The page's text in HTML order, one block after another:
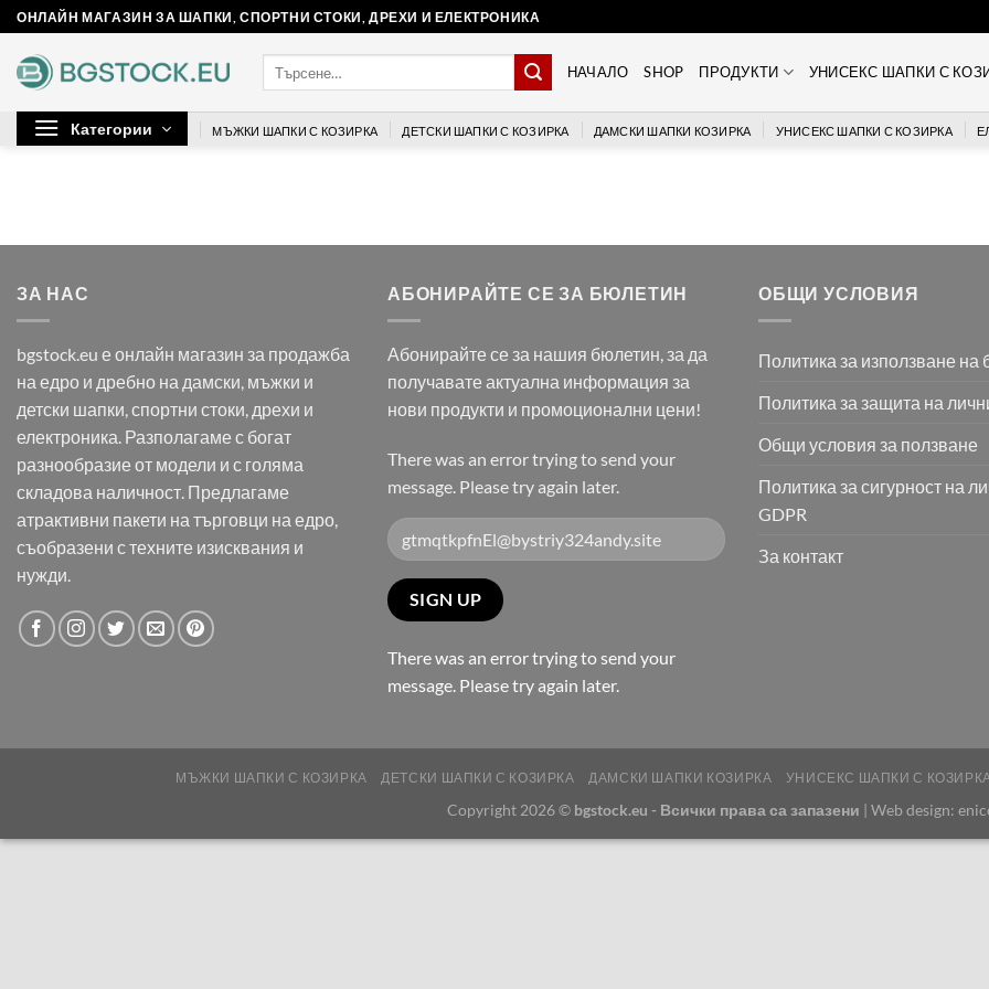
Skip
to
content
ОНЛАЙН МАГАЗИН ЗА ШАПКИ, СПОРТНИ СТОКИ, ДРЕХИ И ЕЛЕКТРОНИКА
НАЧАЛО SHOP ПРОДУКТИ УНИСЕКС ШАПКИ С
Категории МЪЖКИ ШАПКИ С КОЗИРКА ДЕТСКИ ШАПКИ С КОЗИРКА ДАМСКИ ШАПКИ КОЗИРКА УНИСЕКС ШАПКИ С КОЗИРКА
ЗА НАС
bgstock.eu е онлайн магазин за продажба
на едро и дребно на дамски, мъжки и
детски шапки, спортни стоки, дрехи и
електроника. Разполагаме с богат
разнообразие от модели и с голяма
складова наличност. Предлагаме
атрактивни пакети на търговци на едро,
съобразени с техните изисквания и
нужди.
АБОНИРАЙТЕ СЕ ЗА БЮЛЕТИН
Абонирайте се за нашия бюлетин, за да
получавате актуална информация за
нови продукти и промоционални цени!
There was an error trying to send your
message. Please try again later.
There was an error trying to send your
message. Please try again later.
ОБЩИ УСЛОВИЯ
Политика за използване на
Политика за защита на
Общи условия за ползване
Политика за сигурност на
GDPR
За контакт
МЪЖКИ ШАПКИ С КОЗИРКА ДЕТСКИ ШАПКИ С КОЗИРКА ДАМСКИ ШАПКИ КОЗИРКА УНИСЕКС ШАПКИ С
Copyright 2026 © bgstock.eu - Всички права са запазени | Web design: